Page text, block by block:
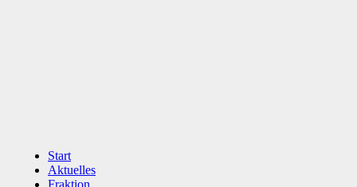
Start
Aktuelles
Fraktion